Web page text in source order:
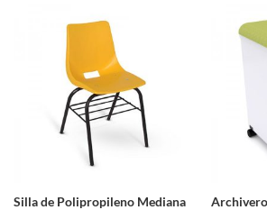
Silla de Polipropileno Mediana